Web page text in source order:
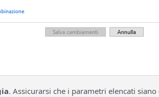
. Assicurarsi che i parametri elencati